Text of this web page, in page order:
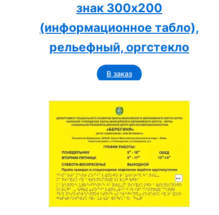
знак 300х200
(информационное табло),
рельефный, оргстекло
В заказ